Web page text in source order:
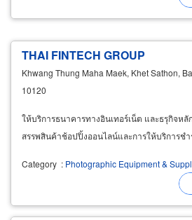
THAI FINTECH GROUP
Khwang Thung Maha Maek, Khet Sathon,
10120
ให้บริการธนาคารทางอินเทอร์เน็ต และธรุกิจหลั
สรรพสินค้าช้อปปิ้งออนไลน์และการให้บริการชำ
Category : Photographic Equipment &